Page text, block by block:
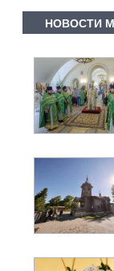
НОВОСТИ